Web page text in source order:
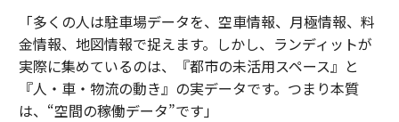
「多くの人は駐車場データを、空車情報、月極情報、料
金情報、地図情報で捉えます。しかし、ランディットが
実際に集めているのは、『都市の未活用スペース』と
『人・車・物流の動き』の実データです。つまり本質
は、“空間の稼働データ”です」